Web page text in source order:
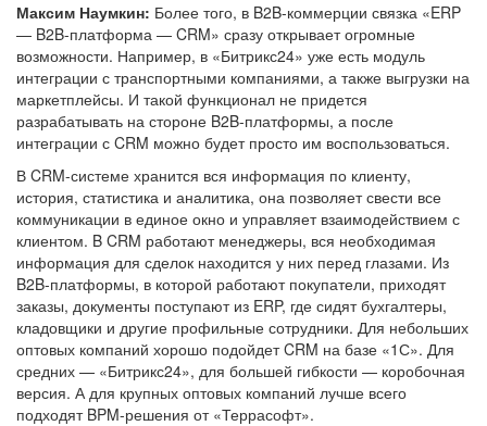
Максим Наумкин: Более того, в B2B-коммерции связка «ERP
— B2B-платформа — CRM» сразу открывает огромные
возможности. Например, в «Битрикс24» уже есть модуль
интеграции с транспортными компаниями, а также выгрузки на
маркетплейсы. И такой функционал не придется
разрабатывать на стороне B2B-платформы, а после
интеграции с CRM можно будет просто им воспользоваться.
В CRM-системе хранится вся информация по клиенту,
история, статистика и аналитика, она позволяет свести все
коммуникации в единое окно и управляет взаимодействием с
клиентом. B CRM работают менеджеры, вся необходимая
информация для сделок находится у них перед глазами. Из
B2B-платформы, в которой работают покупатели, приходят
заказы, документы поступают из ERP, где сидят бухгалтеры,
кладовщики и другие профильные сотрудники. Для небольших
оптовых компаний хорошо подойдет CRM на базе «1С». Для
средних — «Битрикс24», для большей гибкости — коробочная
версия. А для крупных оптовых компаний лучше всего
подходят BPM-решения от «Террасофт».